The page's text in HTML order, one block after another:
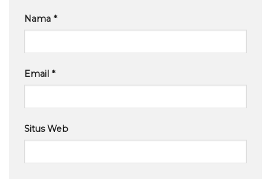
Nama *
Email *
Situs Web